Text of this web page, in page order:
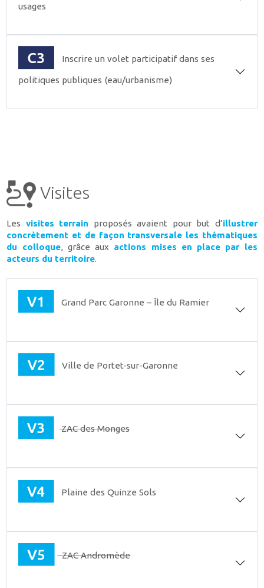
usages
Inscrire un volet participatif dans ses
politiques publiques (eau/urbanisme)
Visites
Les visites terrain proposés avaient pour but d’illustrer
concrètement et de façon transversale les thématiques
du colloque, grâce aux actions mises en place par les
acteurs du territoire.
Grand Parc Garonne – Île du Ramier
Ville de Portet-sur-Garonne
ZAC des Monges
Plaine des Quinze Sols
ZAC Andromède